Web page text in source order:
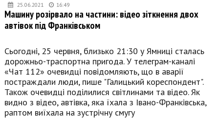
25.06.2021 16:49
Машину розірвало на частини: відео зіткнення двох
автівок під Франківськом
Сьогодні, 25 червня, близько 21:30 у Ямниці сталась
дорожньо-траспортна пригода. У телеграм-каналі
«Чат 112» очевидці повідомляють, що в аварії
постраждали люди, пише "Галицький кореспондент".
Також очевидці поділилися світлинами та відео. Як
видно з відео, автівка, яка їхала з Івано-Франківська,
раптом виїхала на зустрічну смугу